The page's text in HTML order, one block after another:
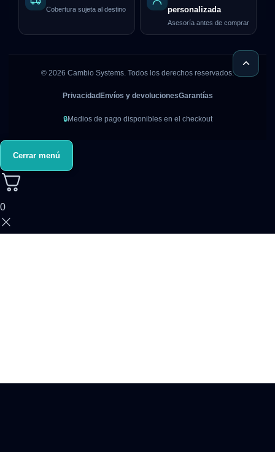
Cobertura sujeta al destino
personalizada
Asesoría antes de comprar
© 2026 Cambio Systems. Todos los derechos reservados.
Privacidad Envíos y devolucionesGarantías
🔒Medios de pago disponibles en el checkout
Cerrar menú
0